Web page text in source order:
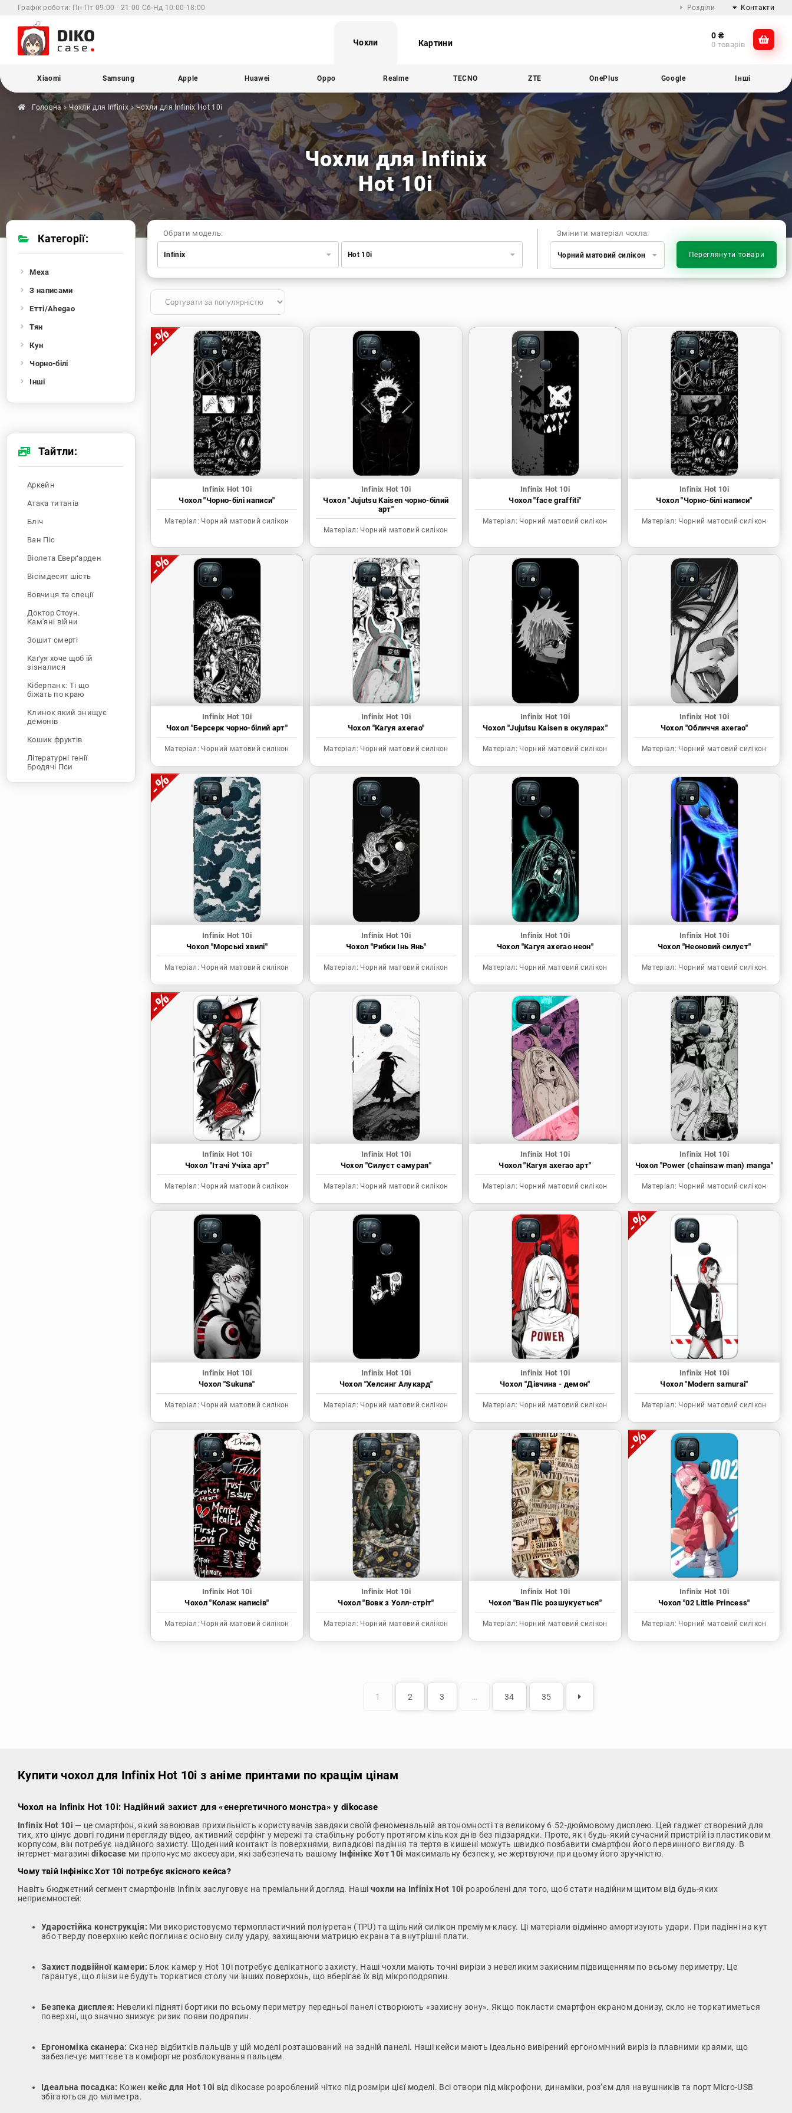
Графік роботи: Пн-Пт 09:00 - 21:00 Сб-Нд 10:00-18:00 Розділи Контакти
@dikocase
Чохли Картини
0 ₴
0 товарів
Xiaomi Samsung Apple Huawei Oppo Realme TECNO ZTE OnePlus Google Інші
Головна Чохли для Infinix Чохли для InfinixHot 10i
Чохли для Infinix
Hot 10i
Змінити матеріал чохла:
Чорний матовий силікон Переглянути товари
Обрати модель:
Infinix
Samsung
Huawei
Realme
TECNO
OnePlus
Google
Infinix
Sony
Motorola
Hot 10i
Infinix Hot 10i
Чохол "Чорно-білі написи"
Матеріал: Чорний матовий силікон
Infinix Hot 10i
Чохол "Jujutsu Kaisen чорно-білий
арт"
Матеріал: Чорний матовий силікон
Infinix Hot 10i
Чохол "face graffiti"
Матеріал: Чорний матовий силікон
Infinix Hot 10i
Чохол "Чорно-білі написи"
Матеріал: Чорний матовий силікон
Infinix Hot 10i
Чохол "Берсерк чорно-білий арт"
Матеріал: Чорний матовий силікон
Infinix Hot 10i
Чохол "Кагуя ахегао"
Матеріал: Чорний матовий силікон
Infinix Hot 10i
Чохол "Jujutsu Kaisen в окулярах"
Матеріал: Чорний матовий силікон
Infinix Hot 10i
Чохол "Обличчя ахегао"
Матеріал: Чорний матовий силікон
Infinix Hot 10i
Чохол "Морські хвилі"
Матеріал: Чорний матовий силікон
Infinix Hot 10i
Чохол "Рибки Інь Янь"
Матеріал: Чорний матовий силікон
Infinix Hot 10i
Чохол "Кагуя ахегао неон"
Матеріал: Чорний матовий силікон
Infinix Hot 10i
Чохол "Неоновий силуєт"
Матеріал: Чорний матовий силікон
Infinix Hot 10i
Чохол "Ітачі Учіха арт"
Матеріал: Чорний матовий силікон
Infinix Hot 10i
Чохол "Силуєт самурая"
Матеріал: Чорний матовий силікон
Infinix Hot 10i
Чохол "Кагуя ахегао арт"
Матеріал: Чорний матовий силікон
Infinix Hot 10i
Чохол "Power (chainsaw man) manga"
Матеріал: Чорний матовий силікон
Infinix Hot 10i
Чохол "Sukuna"
Матеріал: Чорний матовий силікон
Infinix Hot 10i
Чохол "Хелсинг Алукард"
Матеріал: Чорний матовий силікон
Infinix Hot 10i
Чохол "Дівчина - демон"
Матеріал: Чорний матовий силікон
Infinix Hot 10i
Чохол "Modern samurai"
Матеріал: Чорний матовий силікон
Infinix Hot 10i
Чохол "Колаж написів"
Матеріал: Чорний матовий силікон
Infinix Hot 10i
Чохол "Вовк з Уолл-стріт"
Матеріал: Чорний матовий силікон
Infinix Hot 10i
Чохол "Ван Піс розшукується"
Матеріал: Чорний матовий силікон
Infinix Hot 10i
Чохол "02 Little Princess"
Матеріал: Чорний матовий силікон
1 2 3 … 34 35
Категорії:
Меха
З написами
Етті/Ahegao
Тян
Кун
Чорно-білі
Інші
Тайтли:
Аркейн
Атака титанів
Бліч
Ван Піс
Віолета Еверґарден
Вісімдесят шість
Вовчиця та спеції
Доктор Стоун.
Кам'яні війни
Зошит смерті
Каґуя хоче щоб їй
зізналися
Кіберпанк: Ті що
біжать по краю
Клинок який знищує
демонів
Кошик фруктів
Літературні генії
Бродячі Пси
Людина-бензопила
Купити чохол для Infinix Hot 10i з аніме принтами по кращім цінам
Чохол на Infinix Hot 10i: Надійний захист для «енергетичного монстра» у dikocase
Infinix Hot 10i — це смартфон, який завоював прихильність користувачів завдяки своїй феноменальній автономності та великому 6.52-дюймовому дисплею. Цей гаджет створений для
тих, хто цінує довгі години перегляду відео, активний серфінг у мережі та стабільну роботу протягом кількох днів без підзарядки. Проте, як і будь-який сучасний пристрій із пластиковим
корпусом, він потребує надійного захисту. Щоденний контакт із поверхнями, випадкові падіння та тертя в кишені можуть швидко позбавити смартфон його первинного вигляду. В
інтернет-магазиніdikocase ми пропонуємо аксесуари, які забезпечать вашому Інфінікс Хот 10і максимальну безпеку, не жертвуючи при цьому його зручністю.
Чому твій Інфінікс Хот 10і потребує якісного кейса?
Навіть бюджетний сегмент смартфонів Infinix заслуговує на преміальний догляд. Наші чохли на Infinix Hot 10i розроблені для того, щоб стати надійним щитом від будь-яких
неприємностей:
Ударостійка конструкція: Ми використовуємо термопластичний поліуретан (TPU) та щільний силікон преміум-класу. Ці матеріали відмінно амортизують удари. При падінні на кут
або тверду поверхню кейс поглинає основну силу удару, захищаючи матрицю екрана та внутрішні плати.
Захист подвійної камери: Блок камер у Hot 10i потребує делікатного захисту. Наші чохли мають точні вирізи з невеликим захисним підвищенням по всьому периметру. Це
гарантує, що лінзи не будуть торкатися столу чи інших поверхонь, що вберігає їх від мікроподряпин.
Безпека дисплея: Невеликі підняті бортики по всьому периметру передньої панелі створюють «захисну зону». Якщо покласти смартфон екраном донизу, скло не торкатиметься
поверхні, що значно знижує ризик появи подряпин.
Ергономіка сканера: Сканер відбитків пальців у цій моделі розташований на задній панелі. Наші кейси мають ідеально вивірений ергономічний виріз із плавними краями, що
забезпечує миттєве та комфортне розблокування пальцем.
Ідеальна посадка: Кожен кейс для Hot 10i від dikocase розроблений чітко під розміри цієї моделі. Всі отвори під мікрофони, динаміки, роз’єм для навушників та порт Micro-USB
збігаються до міліметра.